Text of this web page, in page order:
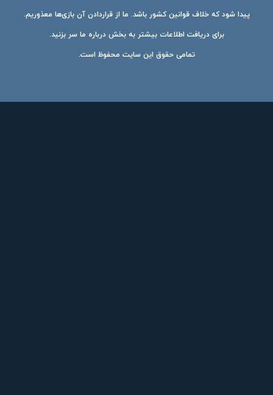
پیدا شود که خلاف قوانین کشور باشد. ما از قراردادن آن بازی‌ها معذوریم.
برای دریافت اطلاعات بیشتر به بخش درباره ما سر بزنید.
تمامی حقوق این سایت محفوظ است.